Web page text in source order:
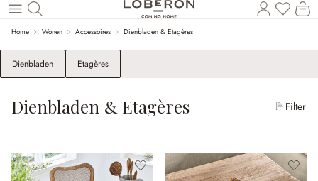
Naar de hoofdinhoud
Home Wonen Accessoires Dienbladen & Etagères
Dienbladen Etagères
Dienbladen & Etagères Filter